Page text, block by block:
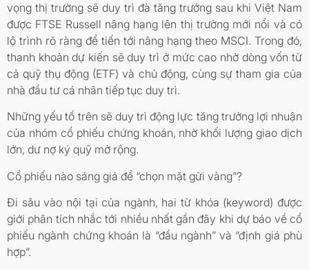
vọng thị trường sẽ duy trì đà tăng trưởng sau khi Việt Nam
được FTSE Russell nâng hạng lên thị trường mới nổi và có
lộ trình rõ ràng để tiến tới nâng hạng theo MSCI. Trong đó,
thanh khoản dự kiến sẽ duy trì ở mức cao nhờ dòng vốn từ
cả quỹ thụ động (ETF) và chủ động, cùng sự tham gia của
nhà đầu tư cá nhân tiếp tục duy trì.
Những yếu tố trên sẽ duy trì động lực tăng trưởng lợi nhuận
của nhóm cổ phiếu chứng khoán, nhờ khối lượng giao dịch
lớn, dư nợ ký quỹ mở rộng.
Cổ phiếu nào sáng giá để “chọn mặt gửi vàng”?
Đi sâu vào nội tại của ngành, hai từ khóa (keyword) được
giới phân tích nhắc tới nhiều nhất gần đây khi dự báo về cổ
phiếu ngành chứng khoán là “đầu ngành” và “định giá phù
hợp”.